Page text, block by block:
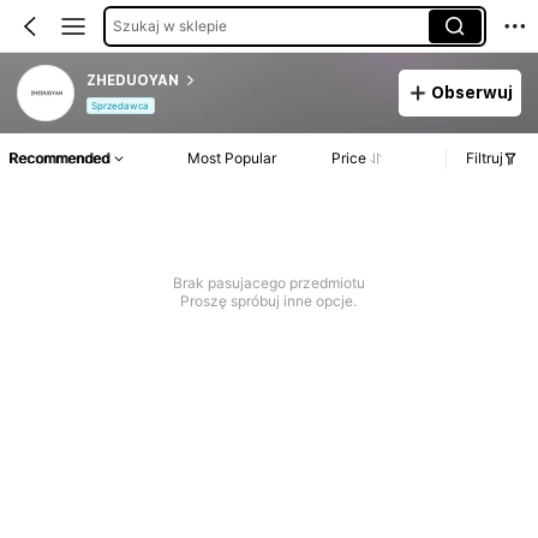
Szukaj w sklepie
ZHEDUOYAN
Sprzedawca
Obserwuj
Recommended Most Popular Price Filtruj
Brak pasujacego przedmiotu
Proszę spróbuj inne opcje.